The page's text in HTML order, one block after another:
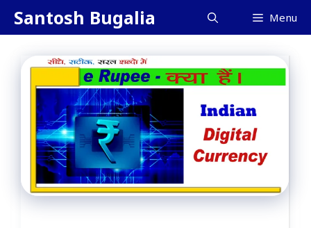
SkipSantosh Bugalia Menu